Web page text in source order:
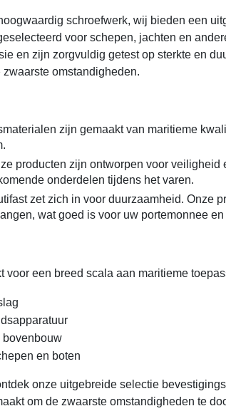
schroefwerk, wij bieden een
voor schepen, jachten en
en zijn zorgvuldig getest op sterkte en
omstandigheden.
zijn gemaakt van maritieme
producten zijn ontworpen voor veiligheid
onderdelen tijdens het varen.
zet zich in voor duurzaamheid. Onze
wat goed is voor uw portemonnee
een breed scala aan maritieme
bovenbouw
en boten
onze uitgebreide selectie
om de zwaarste omstandigheden te